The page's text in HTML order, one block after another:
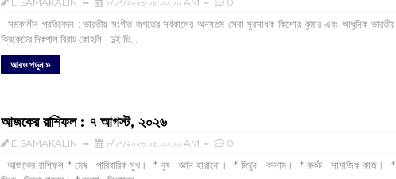
‌ সমকালীন প্রতিবেদন : ভারতীয় সংগীত জগতের সর্বকালের অন্যতম সেরা সুরসাধক কিশোর কুমার এবং আধুনিক ভারতীয়
ক্রিকেটের দিকপাল বিরাট কোহলি– ‌দুই ভি...
আরও পড়ুন »
আজকের রাশিফল :‌ ‌‌৭ আগস্ট, ২০২৬
E SAMAKALIN ৮/০৭/২০২৬ ০৬:০০:০০ AM 0
‌ আজকের রাশিফল * মেষ– পারিবারিক সুখ। * বৃষ– জ্ঞান হারানো। * মিথুন– বদনাম। * কর্কট– সামাজিক কাজ। *